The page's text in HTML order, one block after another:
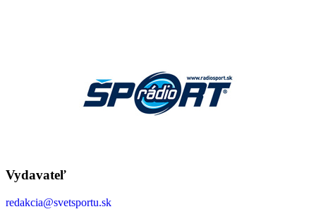
Vydavateľ
redakcia@svetsportu.sk